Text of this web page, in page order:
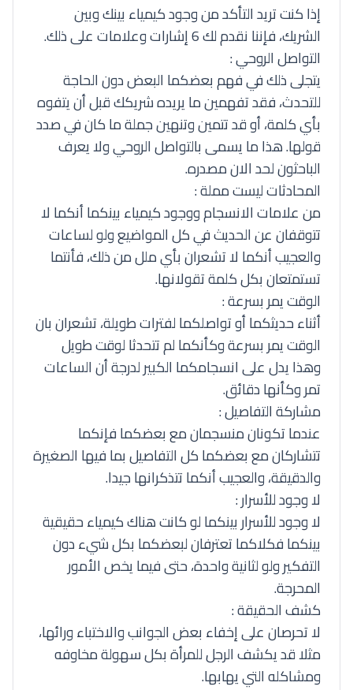
إذا كنت تريد التأكد من وجود كيمياء بينك وبين
الشريك، فإننا نقدم لك 6 إشارات وعلامات على ذلك.
التواصل الروحي :
يتجلى ذلك في فهم بعضكما البعض دون الحاجة
للتحدث، فقد تفهمين ما يريده شريكك قبل أن يتفوه
بأي كلمة، أو قد تتمين وتنهين جملة ما كان في صدد
قولها. هذا ما يسمى بالتواصل الروحي ولا يعرف
الباحثون لحد الان مصدره.
المحادثات ليست مملة :
من علامات الانسجام ووجود كيمياء بينكما أنكما لا
تتوقفان عن الحديث في كل المواضيع ولو لساعات
والعجيب أنكما لا تشعران بأي ملل من ذلك، فأنتما
تستمتعان بكل كلمة تقولانها.
الوقت يمر بسرعة :
أثناء حديثكما أو تواصلكما لفترات طويلة، تشعران بان
الوقت يمر بسرعة وكأنكما لم تتحدثا لوقت طويل
وهذا يدل على انسجامكما الكبير لدرجة أن الساعات
تمر وكأنها دقائق.
مشاركة التفاصيل :
عندما تكونان منسجمان مع بعضكما فإنكما
تتشاركان مع بعضكما كل التفاصيل بما فيها الصغيرة
والدقيقة، والعجيب أنكما تتذكرانها جيدا.
لا وجود للأسرار :
لا وجود للأسرار بينكما لو كانت هناك كيمياء حقيقية
بينكما فكلاكما تعترفان لبعضكما بكل شيء دون
التفكير ولو لثانية واحدة، حتى فيما يخص الأمور
المحرجة.
كشف الحقيقة :
لا تحرصان على إخفاء بعض الجوانب والاختباء ورائها،
مثلا قد يكشف الرجل للمرأة بكل سهولة مخاوفه
ومشاكله التي يهابها.